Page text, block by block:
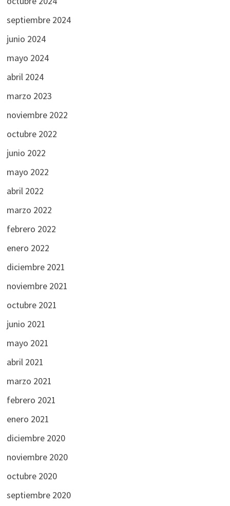
septiembre 2024
junio 2024
mayo 2024
abril 2024
marzo 2023
noviembre 2022
octubre 2022
junio 2022
mayo 2022
abril 2022
marzo 2022
febrero 2022
enero 2022
diciembre 2021
noviembre 2021
octubre 2021
junio 2021
mayo 2021
abril 2021
marzo 2021
febrero 2021
enero 2021
diciembre 2020
noviembre 2020
octubre 2020
septiembre 2020